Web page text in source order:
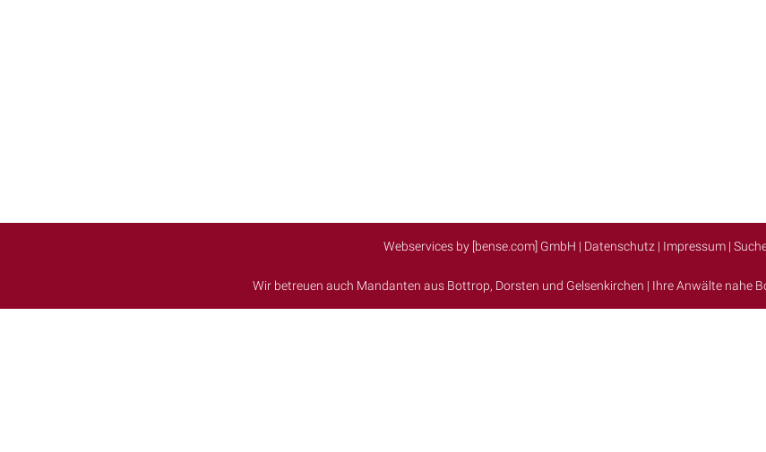
Webservices by [bense.com] GmbH | Datenschutz | Impressum|
Wir betreuen auch Mandanten aus Bottrop, Dorsten und Gelsenkirchen | Ihre Anwälte nahe